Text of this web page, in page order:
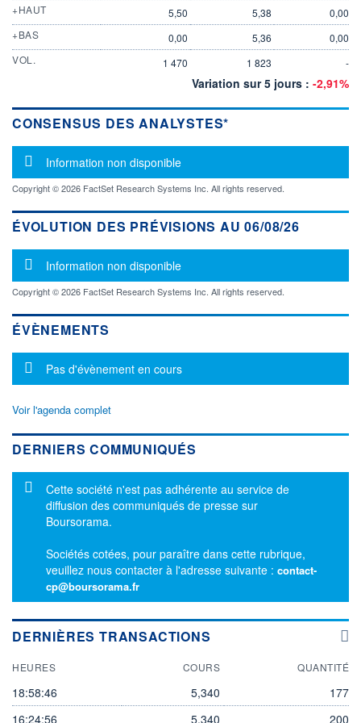
+HAUT
5,50 5,38
0,00
+BAS
0,00 5,36
0,00
VOL.
1 470 1 823 -
Variation sur 5 jours : -2,91%
CONSENSUS DES ANALYSTES*
Message d'information
Information non disponible
Copyright © 2026 FactSet Research Systems Inc. All rights reserved.
ÉVOLUTION DES PRÉVISIONS AU 06/08/26
Message d'information
Information non disponible
Copyright © 2026 FactSet Research Systems Inc. All rights reserved.
ÉVÈNEMENTS
Message d'information
Pas d'évènement en cours
Voir l'agenda complet
DERNIERS COMMUNIQUÉS
Message d'information
Cette société n'est pas adhérente au service de
diffusion des communiqués de presse sur
Boursorama.
Sociétés cotées, pour paraître dans cette rubrique,
veuillez nous contacter à l'adresse suivante : contact-
cp@boursorama.fr
DERNIÈRES TRANSACTIONS
HEURES COURS QUANTITÉ
18:58:46 5,340
177
16:24:56
5,340 200